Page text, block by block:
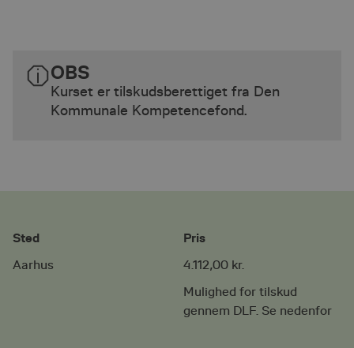
OBS
Kurset er tilskudsberettiget fra Den
Kommunale Kompetencefond.
Sted
Aarhus
Pris
4.112,00 kr.
Mulighed for tilskud
gennem DLF. Se nedenfor